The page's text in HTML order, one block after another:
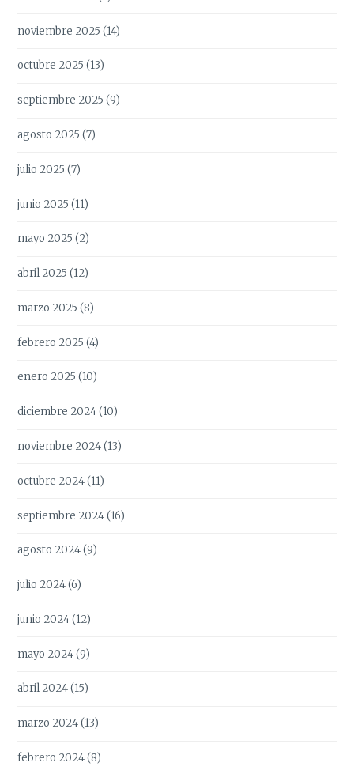
noviembre 2025 (14)
octubre 2025 (13)
septiembre 2025 (9)
agosto 2025 (7)
julio 2025 (7)
junio 2025 (11)
mayo 2025 (2)
abril 2025 (12)
marzo 2025 (8)
febrero 2025 (4)
enero 2025 (10)
diciembre 2024(10)
noviembre 2024(13)
octubre 2024(11)
septiembre 2024(16)
agosto 2024(9)
julio 2024(6)
junio 2024(12)
mayo 2024(9)
abril 2024(15)
marzo 2024(13)
febrero 2024(8)